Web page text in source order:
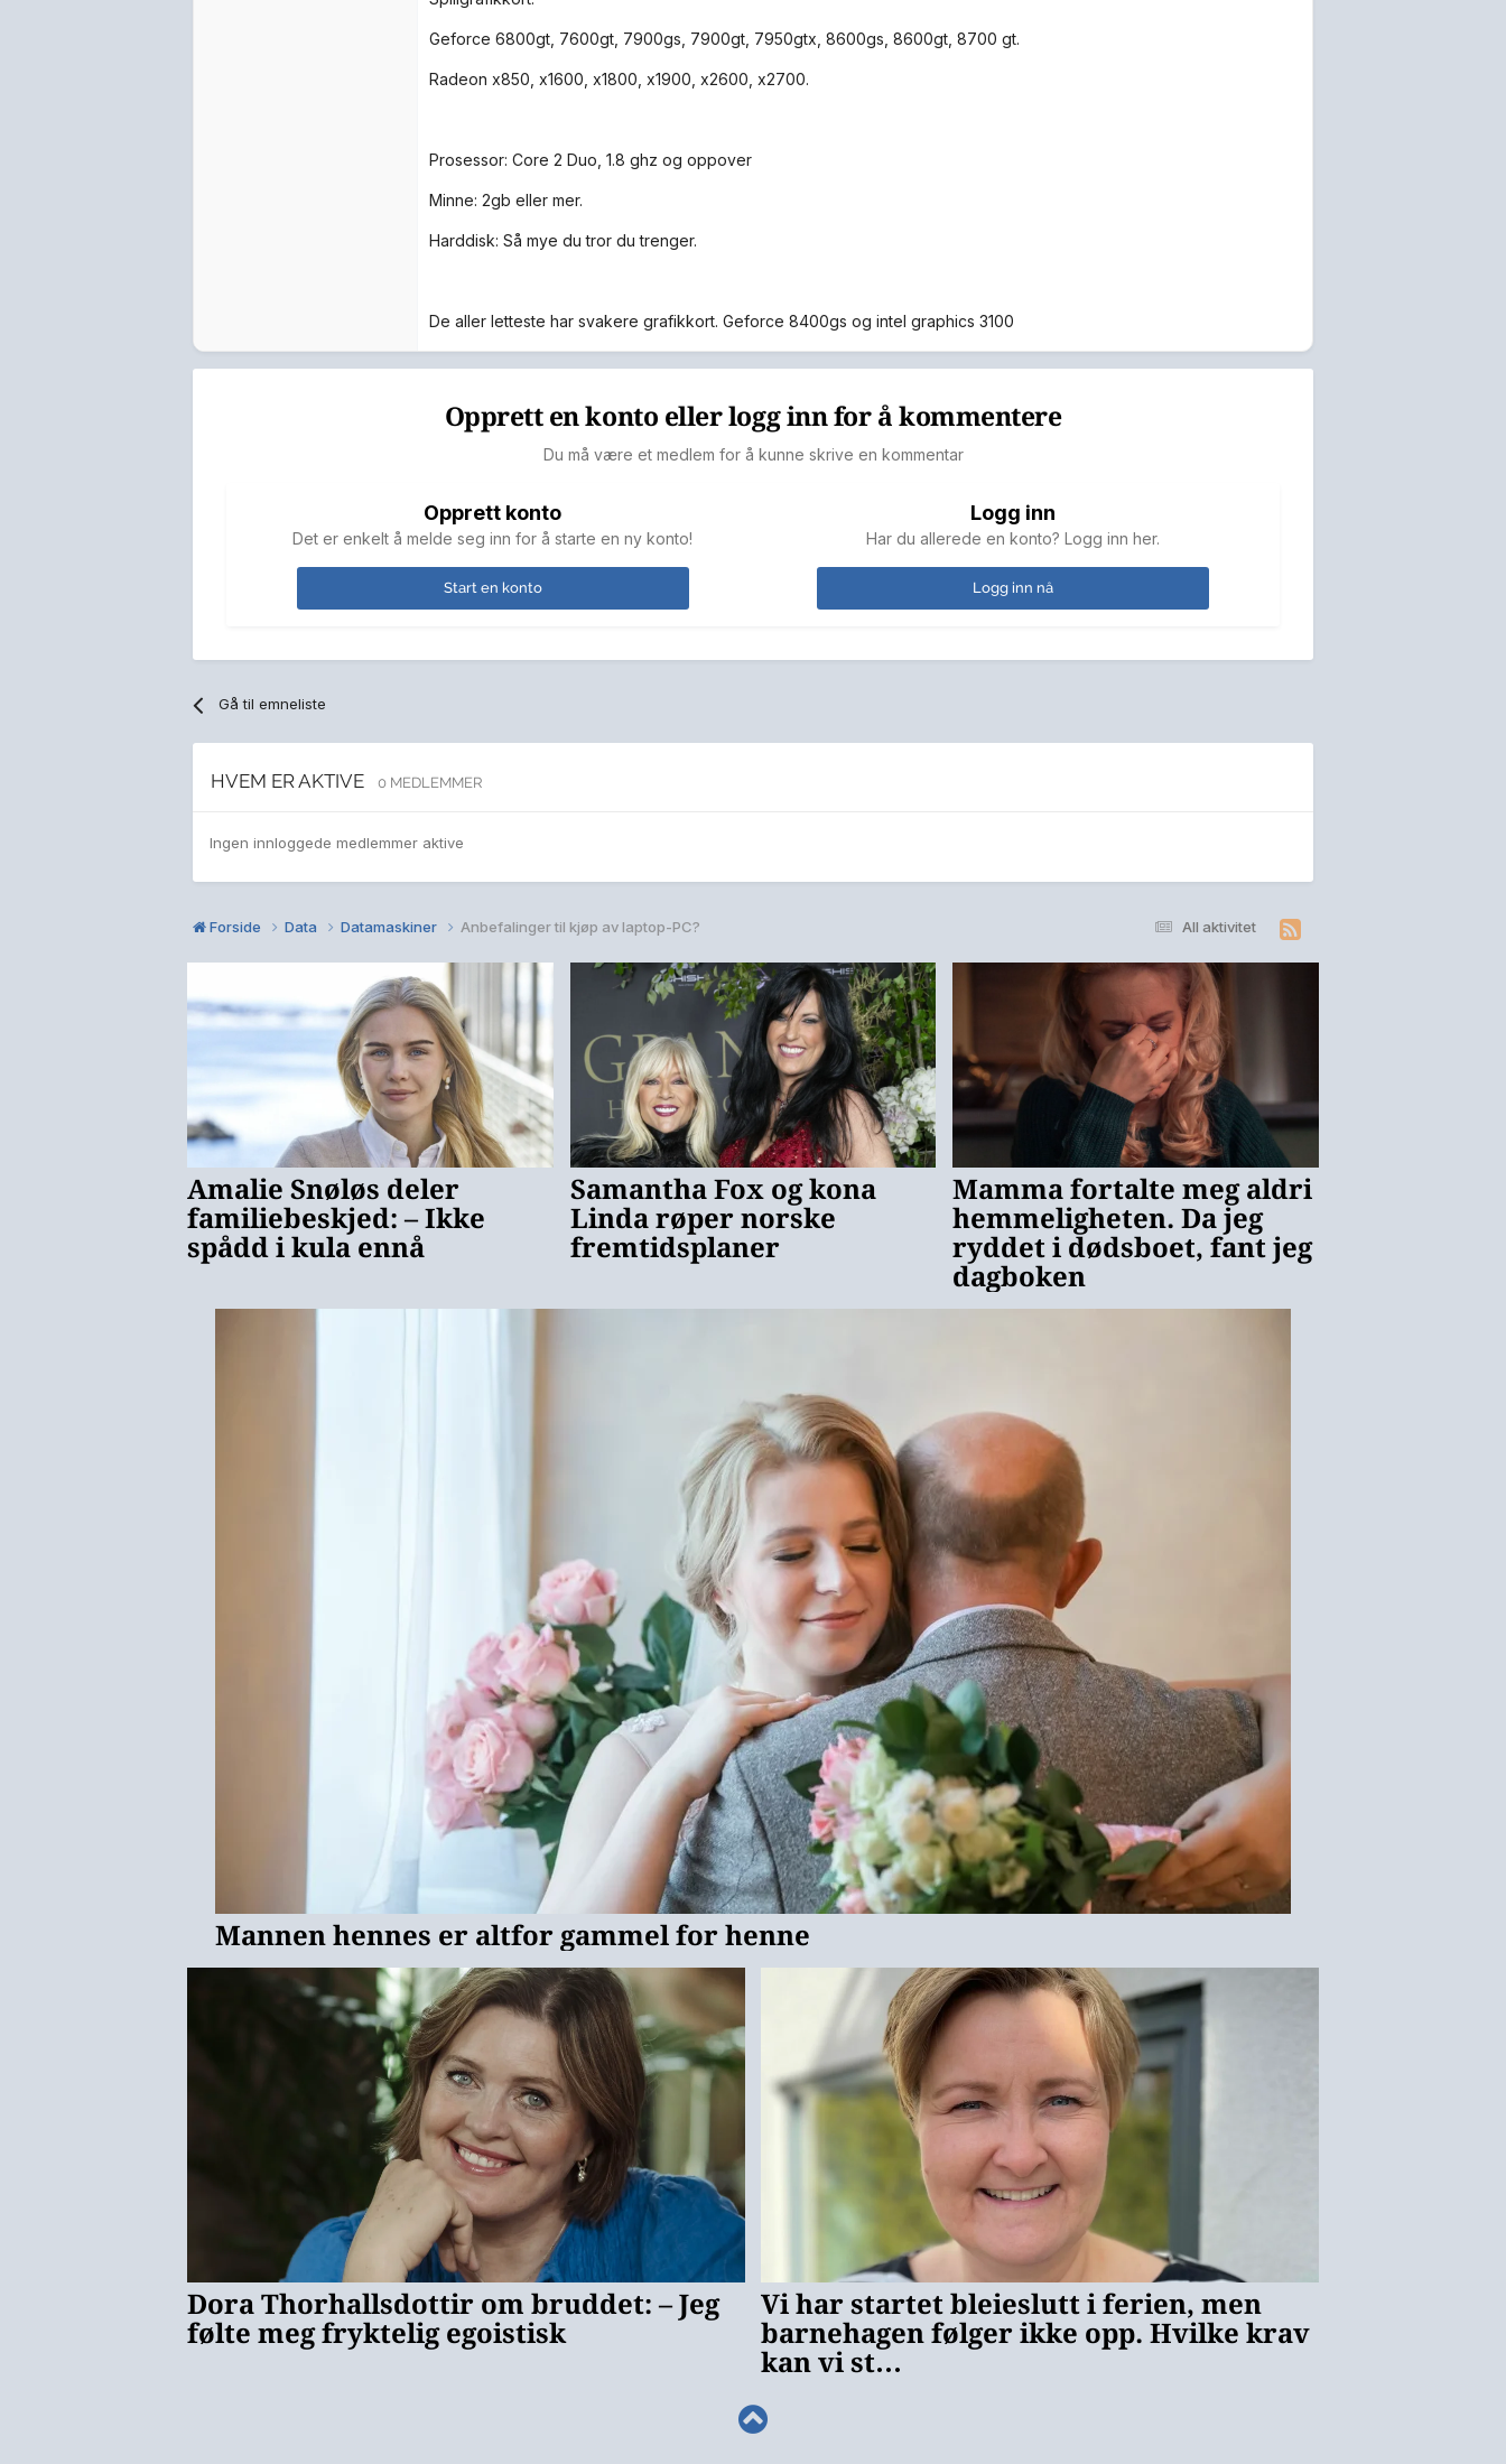
Geforce 6800gt, 7600gt, 7900gs, 7900gt, 7950gtx, 8600gs, 8600gt, 8700 gt.
Radeon x850, x1600, x1800, x1900, x2600, x2700.
Prosessor: Core 2 Duo, 1.8 ghz og oppover
Minne: 2gb eller mer.
Harddisk: Så mye du tror du trenger.
De aller letteste har svakere grafikkort. Geforce 8400gs og intel graphics 3100
Opprett en konto eller logg inn for å kommentere
Du må være et medlem for å kunne skrive en kommentar
Opprett konto
Det er enkelt å melde seg inn for å starte en ny konto!
Start en konto
Logg inn
Har du allerede en konto? Logg inn her.
Logg inn nå
Gå til emneliste
HVEM ER AKTIVE 0 MEDLEMMER
Ingen innloggede medlemmer aktive
All aktivitet
Forside Data Datamaskiner Anbefalinger til kjøp av laptop-PC?